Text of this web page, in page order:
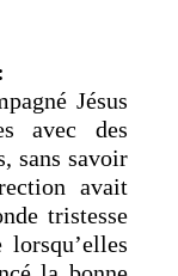
Jésus
avec des
sans savoir
avait
tristesse
lorsqu’elles